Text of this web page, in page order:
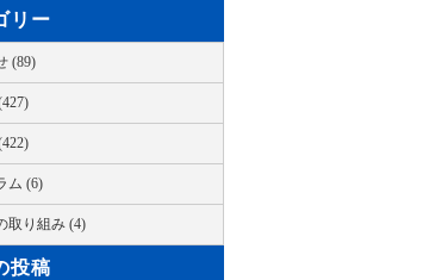
リー
(89)
ム (6)
取り組み (4)
投稿